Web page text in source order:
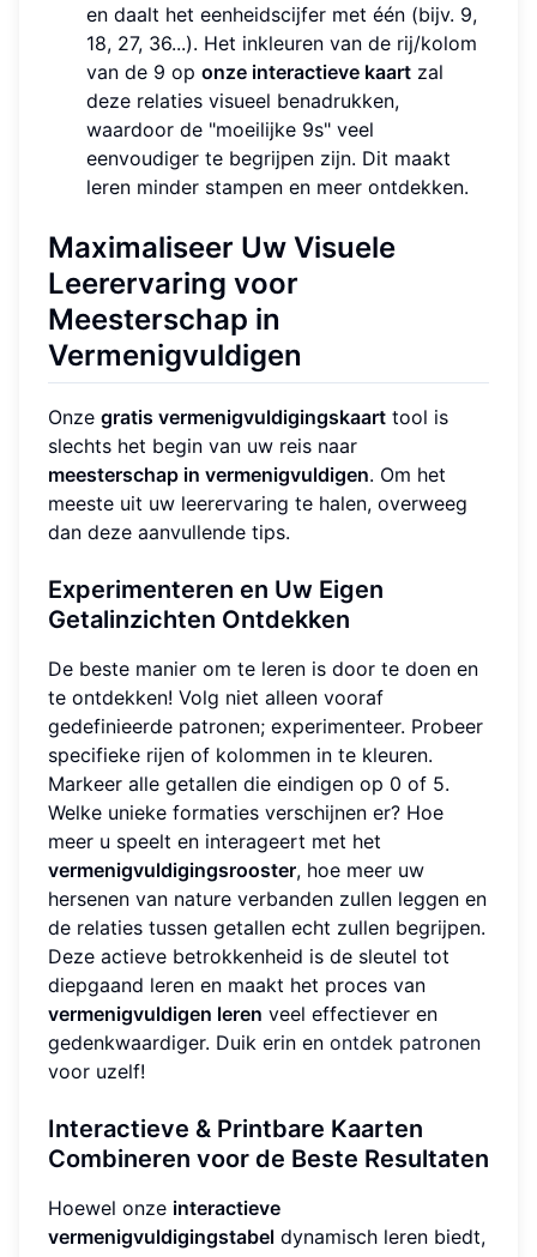
en daalt het eenheidscijfer met één (bijv. 9,
18, 27, 36...). Het inkleuren van de rij/kolom
van de 9 op onze interactieve kaart zal
deze relaties visueel benadrukken,
waardoor de "moeilijke 9s" veel
eenvoudiger te begrijpen zijn. Dit maakt
leren minder stampen en meer ontdekken.
Maximaliseer Uw Visuele
Leerervaring voor
Meesterschap in
Vermenigvuldigen
Onze gratis vermenigvuldigingskaart tool is
slechts het begin van uw reis naar
meesterschap in vermenigvuldigen. Om het
meeste uit uw leerervaring te halen, overweeg
dan deze aanvullende tips.
Experimenteren en Uw Eigen
Getalinzichten Ontdekken
De beste manier om te leren is door te doen en
te ontdekken! Volg niet alleen vooraf
gedefinieerde patronen; experimenteer. Probeer
specifieke rijen of kolommen in te kleuren.
Markeer alle getallen die eindigen op 0 of 5.
Welke unieke formaties verschijnen er? Hoe
meer u speelt en interageert met het
vermenigvuldigingsrooster, hoe meer uw
hersenen van nature verbanden zullen leggen en
de relaties tussen getallen echt zullen begrijpen.
Deze actieve betrokkenheid is de sleutel tot
diepgaand leren en maakt het proces van
vermenigvuldigen leren veel effectiever en
gedenkwaardiger. Duik erin en ontdek patronen
voor uzelf!
Interactieve & Printbare Kaarten
Combineren voor de Beste Resultaten
Hoewel onze interactieve
vermenigvuldigingstabel dynamisch leren biedt,